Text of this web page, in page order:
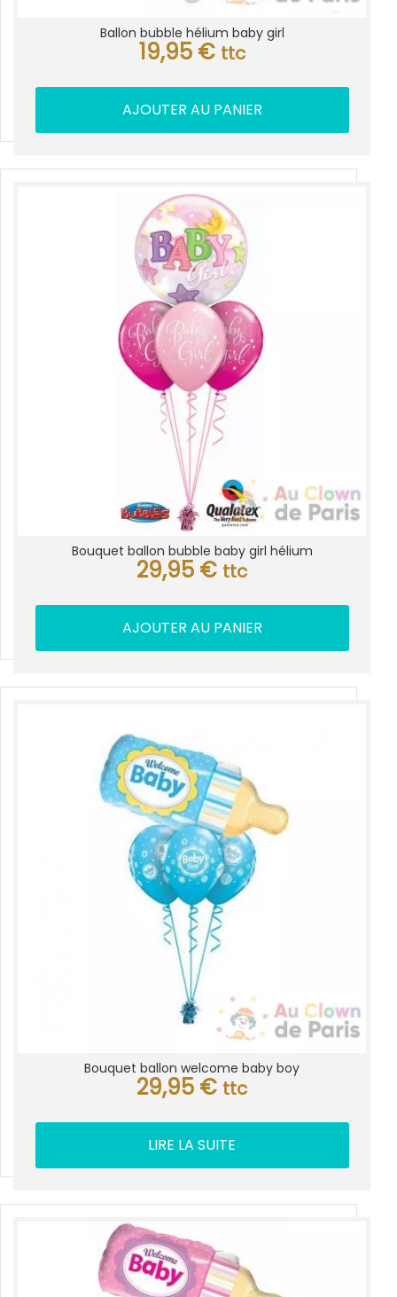
Ballon bubble hélium baby girl
19,95 € ttc
AJOUTER AU PANIER
Bouquet ballon bubble baby girl hélium
29,95 € ttc
AJOUTER AU PANIER
Bouquet ballon welcome baby boy
29,95 € ttc
LIRE LA SUITE